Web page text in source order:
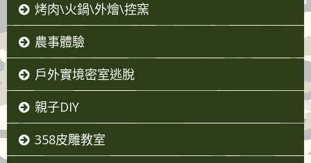
烤肉\火鍋\外燴\控窯
農事體驗
戶外實境密室逃脫
親子DIY
358皮雕教室